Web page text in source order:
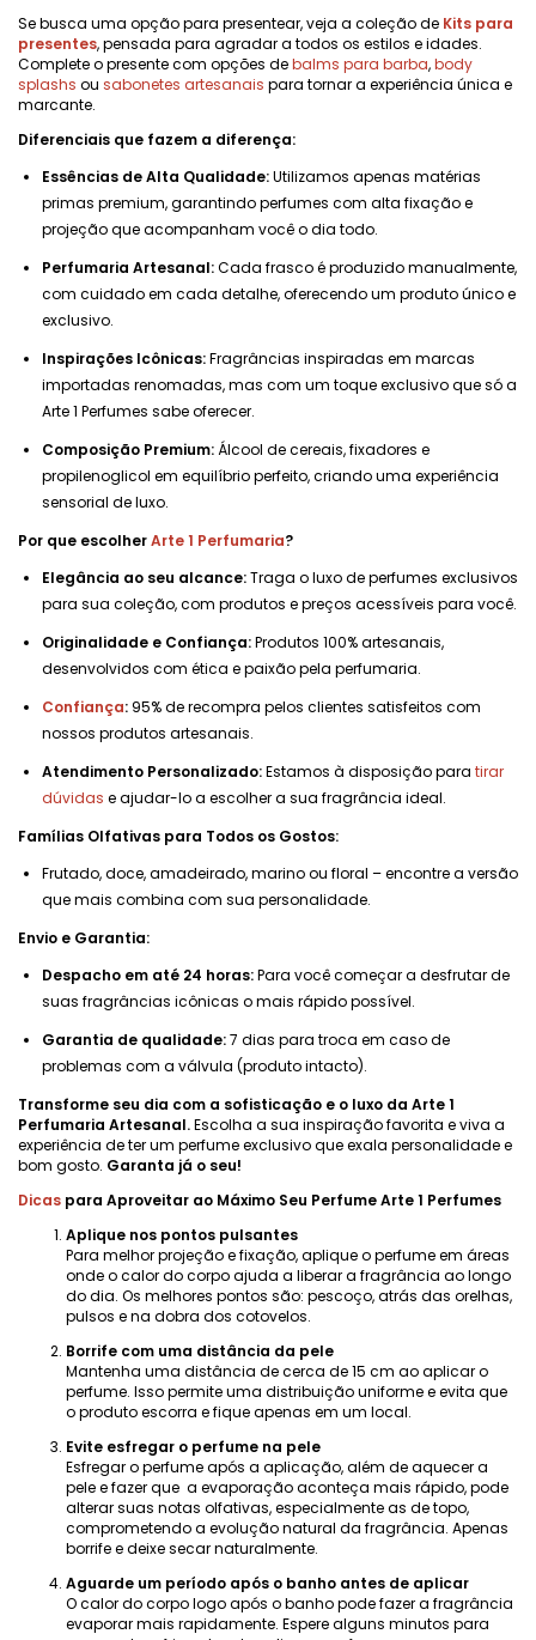
Se busca uma opção para presentear, veja a coleção de Kits para
presentes, pensada para agradar a todos os estilos e idades.
Complete o presente com opções debalms para barba,body
splashs ou sabonetes artesanais para tornar a experiência única e
marcante.
Diferenciais que fazem a diferença:
Essências de Alta Qualidade:Utilizamos apenas matérias
primas premium, garantindo perfumes com alta fixação e
projeção que acompanham você o dia todo.
Perfumaria Artesanal:Cada frasco é produzido manualmente,
com cuidado em cada detalhe, oferecendo um produto único e
exclusivo.
Inspirações Icônicas:Fragrâncias inspiradas em marcas
importadas renomadas, mas com um toque exclusivo que só a
Arte 1 Perfumes sabe oferecer.
Composição Premium:Álcool de cereais, fixadores e
propilenoglicol em equilíbrio perfeito, criando uma experiência
sensorial de luxo.
Por que escolherArte 1 Perfumaria?
Elegância ao seu alcance:Traga o luxo de perfumes exclusivos
para sua coleção, com produtos e preços acessíveis para você.
Originalidade e Confiança:Produtos 100% artesanais,
desenvolvidos com ética e paixão pela perfumaria.
Confiança: 95% de recompra pelos clientes satisfeitos com
nossos produtos artesanais.
Atendimento Personalizado:Estamos à disposição para tirar
dúvidas e ajudar-lo a escolher a sua fragrância ideal.
Famílias Olfativas para Todos os Gostos:
Frutado, doce, amadeirado, marino ou floral – encontre a versão
que mais combina com sua personalidade.
Envio e Garantia:
Despacho em até 24 horas:Para você começar a desfrutar de
suas fragrâncias icônicas o mais rápido possível.
Garantia de qualidade:7 dias para troca em caso de
problemas com a válvula (produto intacto).
Transforme seu dia com a sofisticação e o luxo da Arte 1
Perfumaria Artesanal.Escolha a sua inspiração favorita e viva a
experiência de ter um perfume exclusivo que exala personalidade e
bom gosto. Garanta já o seu!
Dicas para Aproveitar ao Máximo Seu Perfume Arte 1 Perfumes
Aplique nos pontos pulsantes
Para melhor projeção e fixação, aplique o perfume em áreas
onde o calor do corpo ajuda a liberar a fragrância ao longo
do dia. Os melhores pontos são: pescoço, atrás das orelhas,
pulsos e na dobra dos cotovelos.
Borrife com uma distância da pele
Mantenha uma distância de cerca de 15 cm ao aplicar o
perfume. Isso permite uma distribuição uniforme e evita que
o produto escorra e fique apenas em um local.
Evite esfregar o perfume na pele
Esfregar o perfume após a aplicação, além de aquecer a
pele e fazer que a evaporação aconteça mais rápido, pode
alterar suas notas olfativas, especialmente as de topo,
comprometendo a evolução natural da fragrância. Apenas
borrife e deixe secar naturalmente.
Aguarde um período após o banho antes de aplicar
O calor do corpo logo após o banho pode fazer a fragrância
evaporar mais rapidamente. Espere alguns minutos para